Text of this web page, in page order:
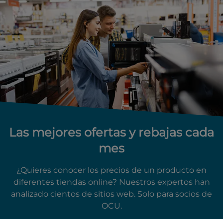
Las mejores ofertas y rebajas cada
mes
¿Quieres conocer los precios de un producto en
diferentes tiendas online? Nuestros expertos han
analizado cientos de sitios web. Solo para socios de
OCU.